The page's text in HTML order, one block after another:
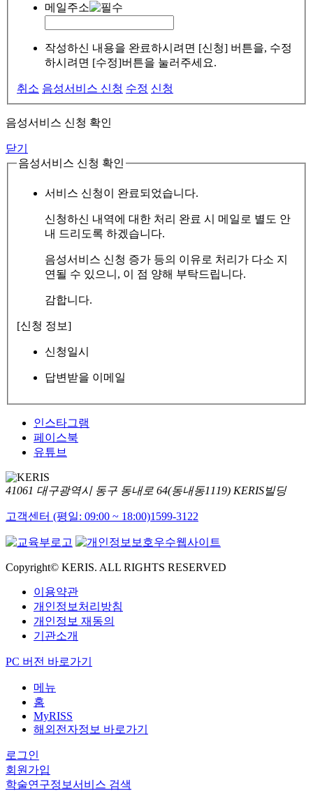
메일주소
작성하신 내용을 완료하시려면 [신청] 버튼을, 수정
하시려면 [수정]버튼을 눌러주세요.
취소 음성서비스 신청 수정 신청
음성서비스 신청 확인
닫기
음성서비스 신청 확인
서비스 신청이 완료되었습니다.
신청하신 내역에 대한 처리 완료 시 메일로 별도 안
내 드리도록 하겠습니다.
음성서비스 신청 증가 등의 이유로 처리가 다소 지
연될 수 있으니, 이 점 양해 부탁드립니다.
감합니다.
[신청 정보]
신청일시
답변받을 이메일
인스타그램
페이스북
유튜브
41061 대구광역시 동구 동내로 64(동내동1119) KERIS빌딩
고객센터 (평일: 09:00 ~ 18:00)1599-3122
Copyright© KERIS. ALL RIGHTS RESERVED
이용약관
개인정보처리방침
개인정보 재동의
기관소개
PC 버전 바로가기
메뉴
홈
MyRISS
해외전자정보 바로가기
로그인
회원가입
학술연구정보서비스 검색